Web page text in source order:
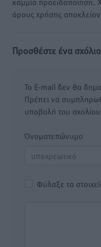
όρους χρήσης
Προσθέστε ένα σχόλιο
Το E-mail δεν θα
Πρέπει να
υποβολή του
Όνοματεπώνυμο
Φύλαξε τα